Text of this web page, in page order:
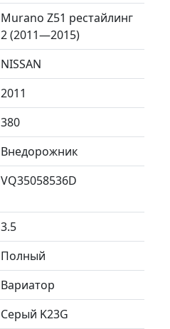
Murano Z51 рестайлинг
2 (2011—2015)
NISSAN
2011
380
Внедорожник
VQ35058536D
3.5
Полный
Вариатор
Серый K23G